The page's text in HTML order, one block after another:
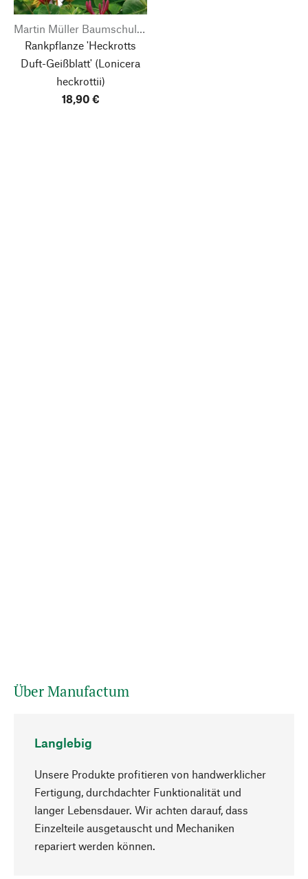
Martin Müller Baumschulen
Rankpflanze 'Heckrotts
Duft-Geißblatt' (Lonicera
heckrottii)
18,90 €
Über Manufactum
Langlebig
Unsere Produkte profitieren von handwerklicher
Fertigung, durchdachter Funktionalität und
langer Lebensdauer. Wir achten darauf, dass
Einzelteile ausgetauscht und Mechaniken
repariert werden können.